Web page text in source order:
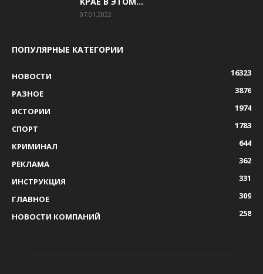
07.01.2022
ПОПУЛЯРНЫЕ КАТЕГОРИИ
НОВОСТИ
16323
РАЗНОЕ
3876
ИСТОРИИ
1974
СПОРТ
1783
КРИМИНАЛ
644
РЕКЛАМА
362
ИНСТРУКЦИЯ
331
ГЛАВНОЕ
309
НОВОСТИ КОМПАНИЙ
258